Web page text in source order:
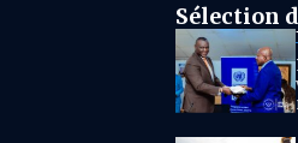
Sélection